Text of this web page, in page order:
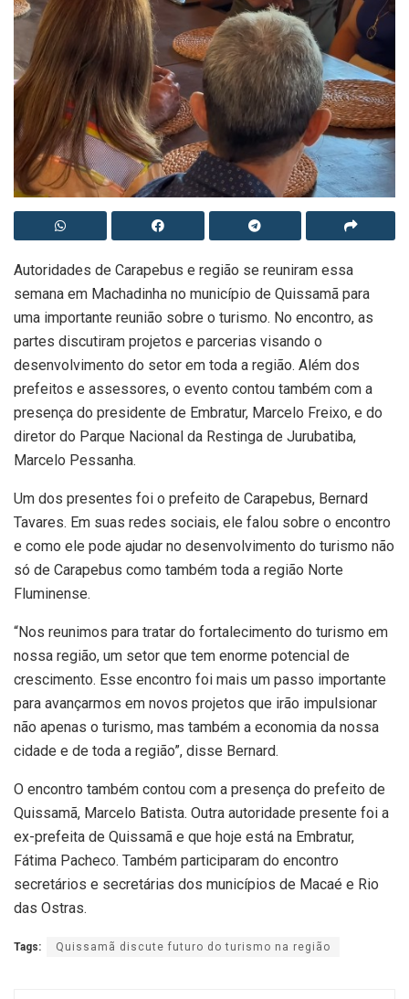
Autoridades de Carapebus e região se reuniram essa
semana em Machadinha no município de Quissamã para
uma importante reunião sobre o turismo. No encontro, as
partes discutiram projetos e parcerias visando o
desenvolvimento do setor em toda a região. Além dos
prefeitos e assessores, o evento contou também com a
presença do presidente de Embratur, Marcelo Freixo, e do
diretor do Parque Nacional da Restinga de Jurubatiba,
Marcelo Pessanha.
Um dos presentes foi o prefeito de Carapebus, Bernard
Tavares. Em suas redes sociais, ele falou sobre o encontro
e como ele pode ajudar no desenvolvimento do turismo não
só de Carapebus como também toda a região Norte
Fluminense.
“Nos reunimos para tratar do fortalecimento do turismo em
nossa região, um setor que tem enorme potencial de
crescimento. Esse encontro foi mais um passo importante
para avançarmos em novos projetos que irão impulsionar
não apenas o turismo, mas também a economia da nossa
cidade e de toda a região”, disse Bernard.
O encontro também contou com a presença do prefeito de
Quissamã, Marcelo Batista. Outra autoridade presente foi a
ex-prefeita de Quissamã e que hoje está na Embratur,
Fátima Pacheco. Também participaram do encontro
secretários e secretárias dos municípios de Macaé e Rio
das Ostras.
Tags: Quissamã discute futuro do turismo na região